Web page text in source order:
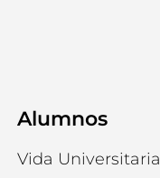
Alumnos
Vida Universitaria